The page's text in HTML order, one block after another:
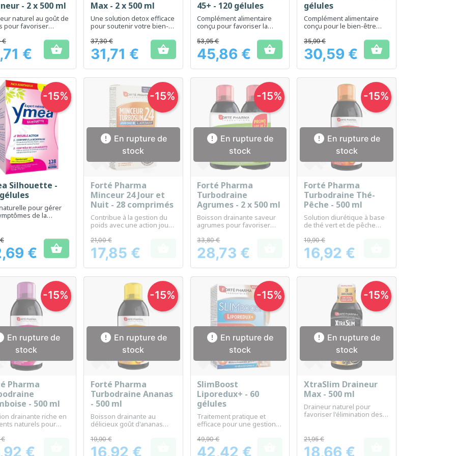
- 2 x 500 ml
naturel au goût de
pour favoriser
€
€ 
Max - 2 x 500 ml
Une solution detox efficace
pour soutenir votre bien-
poids.
Prix
37,30 €
31,71 € 
45+ - 120 gélules
Complément alimentaire
conçu pour favoriser la
adultes de plus de 45 ans
Prix
53,95 €
45,86 € 
gélules
Complément alimentaire
conçu pour le bien-être
maintien de la silhouette
Prix
35,99 €
30,59 € 
Aperçu rapide
Silhouette -
pour gérer
de la
€ 
-15%
 En rupture de
stock
Aperçu rapide
Forté Pharma
Minceur 24 Jour et
Nuit - 28 comprimés
Contribue à la gestion du
poids avec une action jour
Prix
21,00 €
17,85 €
-15%
 En rupture de
stock
Aperçu rapide
Forté Pharma
Turbodraine
Agrumes - 2 x 500 ml
Boisson drainante saveur
agrumes pour favoriser
détoxification de
l'organisme
Prix
33,80 €
28,73 €
-15%
 En rupture de
stock
Aperçu rapide
Forté Pharma
Turbodraine Thé-
Pêche - 500 ml
Solution diurétique à base
de thé vert et de pêche
naturelle.
Prix
19,90 €
16,92 €
-15%
En rupture de
stock
Aperçu rapide
Pharma
- 500 ml
drainante riche en
naturels pour
€
€
-15%
 En rupture de
stock
Aperçu rapide
Forté Pharma
Turbodraine Ananas
- 500 ml
Boisson drainante au
délicieux goût d'ananas
détoxifier l'organisme
Prix
19,90 €
16,92 €
-15%
 En rupture de
stock
Aperçu rapide
SlimBoost
Liporedux+ - 60
gélules
Traitement pratique et
efficace pour une gestion
Prix
49,90 €
42,42 €
-15%
 En rupture de
stock
Aperçu rapide
XtraSlim Draineur
Max - 500 ml
Draineur naturel pour
favoriser l'élimination des
Prix
21,95 €
18,66 €
-15%